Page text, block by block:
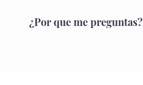
¿Por que me preguntas?